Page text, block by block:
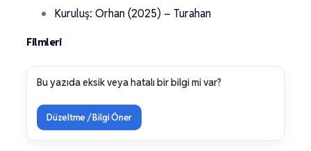
Kuruluş: Orhan (2025) – Turahan
Filmleri
Bu yazıda eksik veya hatalı bir bilgi mi var?
Düzeltme / Bilgi Öner